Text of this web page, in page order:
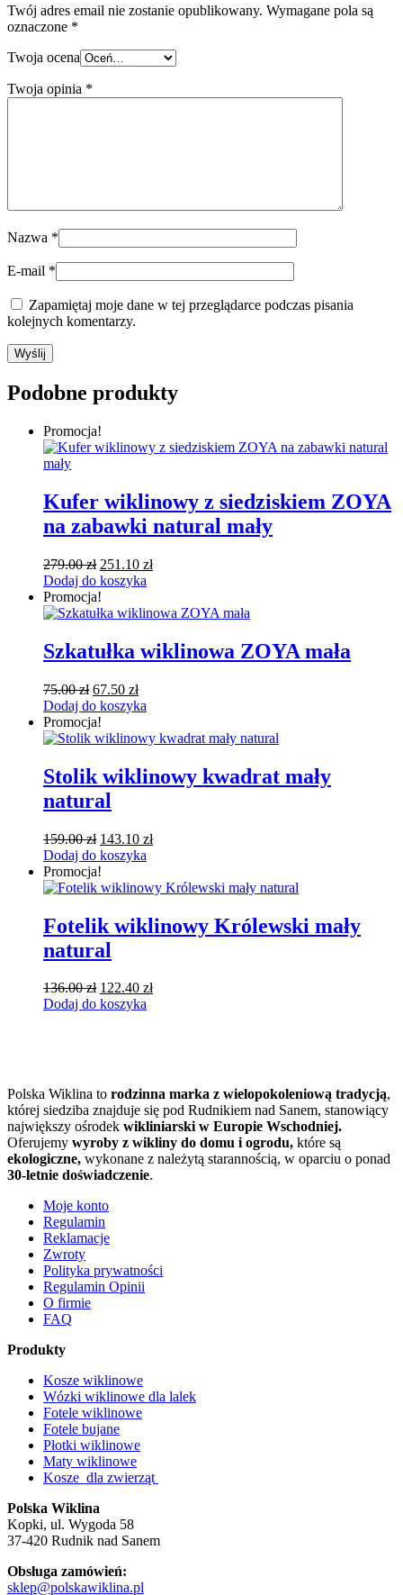
Twój adres email nie zostanie opublikowany. Wymagane pola są
oznaczone *
Twoja ocena
Twoja opinia *
Nazwa *
E-mail *
Zapamiętaj moje dane w tej przeglądarce podczas pisania
kolejnych komentarzy.
Podobne produkty
Promocja!
Kufer wiklinowy z siedziskiem ZOYA
na zabawki natural mały
279.00zł Pierwotna
cena
wynosiła:
279.00 zł.
251.10 złAktualna
251.10 zł.
Dodaj do koszyka
Promocja!
Szkatułka wiklinowa ZOYA mała
75.00zł Pierwotna
cena
wynosiła:
75.00 zł.
67.50 złAktualna
cena
67.50 zł.
Dodaj do koszyka
Promocja!
Stolik wiklinowy kwadrat mały
natural
159.00zł Pierwotna
cena
wynosiła:
159.00 zł.
143.10 złAktualna
143.10 zł.
Dodaj do koszyka
Promocja!
Fotelik wiklinowy Królewski mały
natural
136.00zł Pierwotna
cena
122.40 złAktualna
Dodaj do koszyka
Polska Wiklina to rodzinna marka z wielopokoleniową tradycją,
której siedziba znajduje się pod Rudnikiem nad Sanem, stanowiący
największy ośrodek wikliniarski w Europie Wschodniej.
Oferujemy wyroby z wikliny do domu i ogrodu, które są
ekologiczne, wykonane z należytą starannością, w oparciu o ponad
30-letnie doświadczenie.
Moje konto
Regulamin
Reklamacje
Zwroty
Polityka prywatności
Regulamin Opinii
O firmie
FAQ
Produkty
Kosze wiklinowe
Wózki wiklinowe dla lalek
Fotele wiklinowe
Fotele bujane
Płotki wiklinowe
Maty wiklinowe
Kosze dla zwierząt
Polska Wiklina
Kopki, ul. Wygoda 58
37-420 Rudnik nad Sanem
Obsługa zamówień:
sklep@polskawiklina.pl